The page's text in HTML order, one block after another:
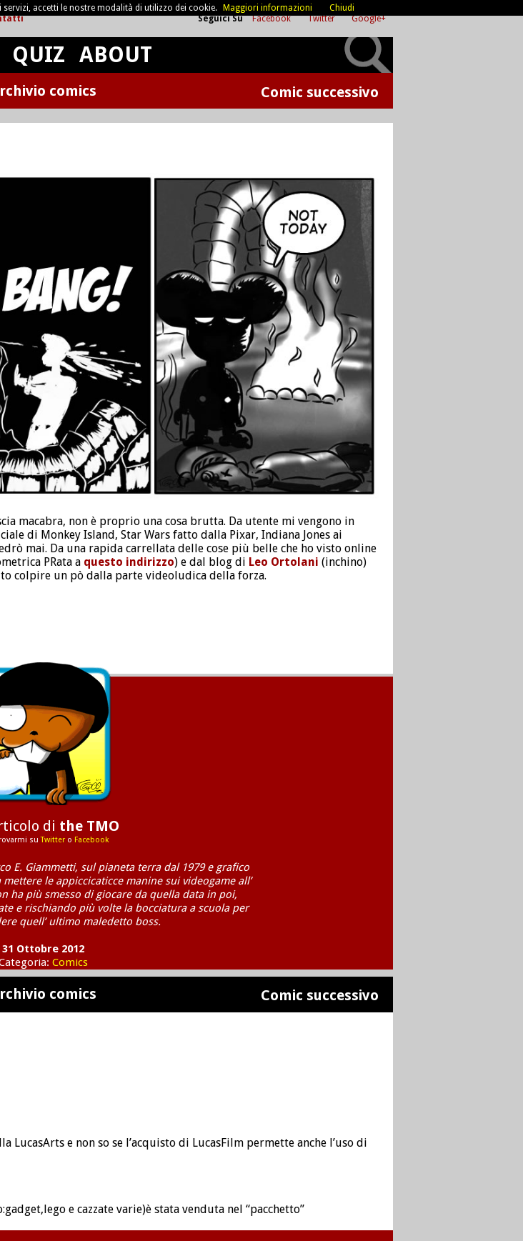
Seguici Su Facebook Twitter Google+
QUIZ ABOUT
comics Comic successivo
macabra, non è proprio una cosa brutta. Da utente mi vengono in
di Monkey Island, Star Wars fatto dalla Pixar, Indiana Jones ai
mai. Da una rapida carrellata delle cose più belle che ho visto online
PRata a questo indirizzo) e dal blog di Leo Ortolani (inchino)
colpire un pò dalla parte videoludica della forza.
di the TMO
suTwittero Facebook
E. Giammetti, sul pianeta terra dal 1979 e grafico
le appiccicaticce manine sui videogame all’
ha più smesso di giocare da quella data in poi,
e rischiando più volte la bocciatura a scuola per
quell’ ultimo maledetto boss.
31 Ottobre 2012
Comics
comics Comic successivo
e non so se l’acquisto di LucasFilm permette anche l’uso di
e cazzate varie)è stata venduta nel “pacchetto”
accetti le nostre modalità di utilizzo dei cookie. Maggiori informazioni Chiudi